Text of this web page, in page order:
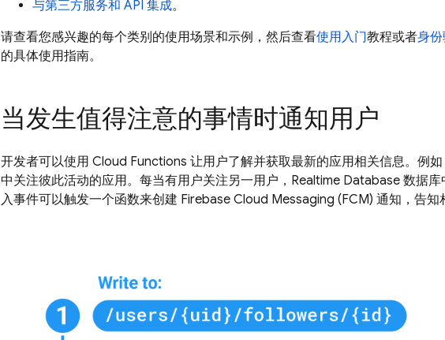
与第三方服务和 API 集成。
请查看您感兴趣的每个类别的使用场景和示例，然后查看使用入门教程或者身
的具体使用指南。
当发生值得注意的事情时通知用户
开发者可以使用 Cloud Functions 让用户了解并获取最新的应用相关信息。例
中关注彼此活动的应用。每当有用户关注另一用户， Realtime Database 数据库
入事件可以触发一个函数来创建 Firebase Cloud Messaging (FCM) 通知，告知